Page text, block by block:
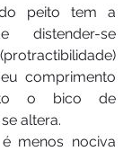
peito tem a
distender-se
comprimento
o bico de
altera.
menos nociva